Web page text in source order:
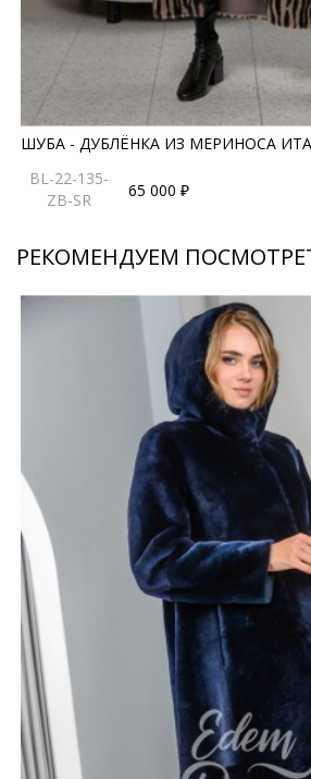
ШУБА - ДУБЛЁНКА ИЗ МЕРИНОСА
BL-22-135-
ZB-SR
65 000 ₽
РЕКОМЕНДУЕМ